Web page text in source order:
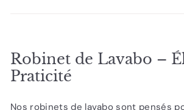
Robinet de Lavabo –
Praticité
Nos robinets de lavabo sont pensés